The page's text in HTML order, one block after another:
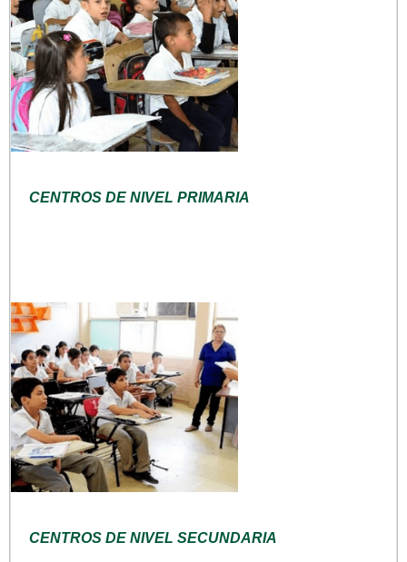
CENTROS DE NIVEL PRIMARIA
CENTROS DE NIVEL SECUNDARIA